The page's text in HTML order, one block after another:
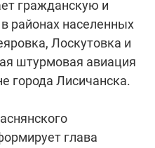
гражданскую и
районах населенных
Лоскутовка и
штурмовая авиация
города Лисичанска.
глава